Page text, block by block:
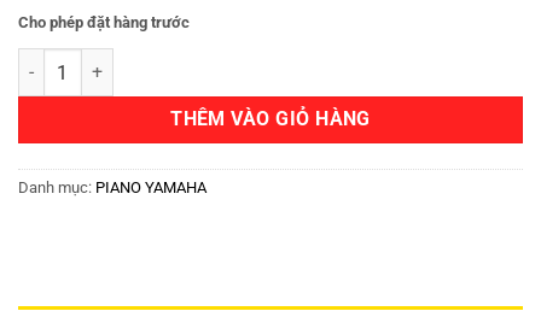
Cho phép đặt hàng trước
THÊM VÀO GIỎ HÀNG
Danh mục: PIANO YAMAHA